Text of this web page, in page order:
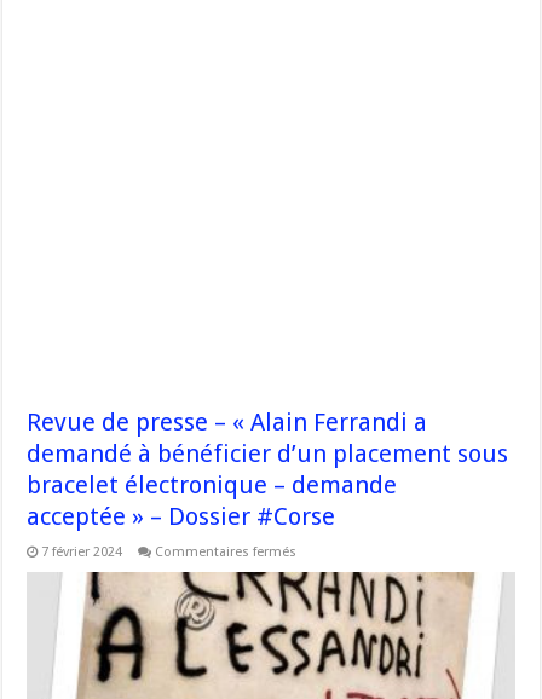
Revue de presse – « Alain Ferrandi a
demandé à bénéficier d’un placement sous
bracelet électronique – demande
acceptée » – Dossier #Corse
7 février 2024 Commentaires fermés
de
presse
« Alain
Ferrandi
a
demandé